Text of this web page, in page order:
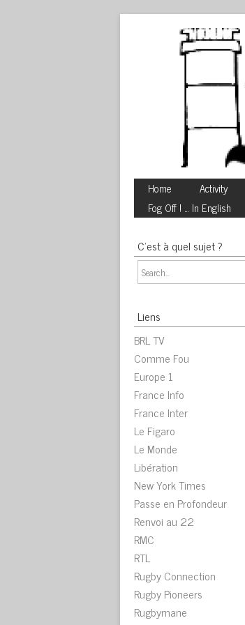
Home Activity
Fog Off ! … In English
C’est à quel sujet ?
Liens
BRL TV
Comme Fou
Europe 1
France Info
France Inter
Le Figaro
Le Monde
Libération
New York Times
Passe en Profondeur
Renvoi au 22
RMC
RTL
Rugby Connection
Rugby Pioneers
Rugbymane